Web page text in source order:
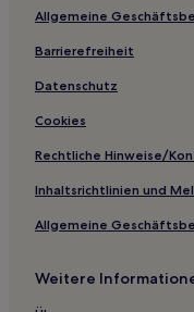
Hotels nahe Grand
Bethel Hotels
Cold Spring Hotels
Hotels nahe Concordia
La Prairie Hotels
Hotels nahe Big Ole
Becker County: Hotels
Hotels nahe Brainerd
Allgemeine
Barrierefreiheit
Datenschutz
Cookies
Rechtliche Hinweise/
Inhaltsrichtlinien und
Allgemeine
Weitere